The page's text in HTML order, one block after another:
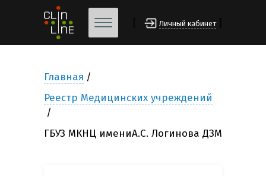
Личный кабинет
Главная
Реестр Медицинских учреждений
ГБУЗ МКНЦ имениА.С. Логинова ДЗМ